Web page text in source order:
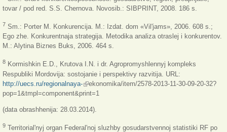
tovar / pod red. S.S. Chernova. Novosib.: SIBPRINT, 2008. 186 s.
7 Sm.: Porter M. Konkurencija. M.: Izdat. dom «Vil'jams», 2006. 608 s.;
Ego zhe. Konkurentnaja strategija. Metodika analiza otraslej i konkurentov.
M.: Alytina Biznes Buks, 2006. 464 s.
8 Kormishkin E.D., Krutova I.N. i dr. Agropromyshlennyj kompleks
Respubliki Mordovija: sostojanie i perspektivy razvitija. URL:
http://uecs.ru/regionalnaya-(link is external)
ekonomika/item/2578-2013-11-30-09-20-32?
pop=1&tmpl=component&print=1
(data obrashhenija: 28.03.2014).
9 Territorial'nyj organ Federal'noj sluzhby gosudarstvennoj statistiki RF po